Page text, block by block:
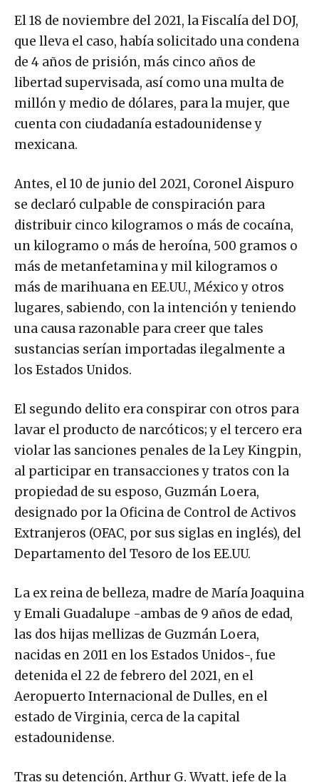
El 18 de noviembre del 2021, la Fiscalía del DOJ,
que lleva el caso, había solicitado una condena
de 4 años de prisión, más cinco años de
libertad supervisada, así como una multa de
millón y medio de dólares, para la mujer, que
cuenta con ciudadanía estadounidense y
mexicana.
Antes, el 10 de junio del 2021, Coronel Aispuro
se declaró culpable de conspiración para
distribuir cinco kilogramos o más de cocaína,
un kilogramo o más de heroína, 500 gramos o
más de metanfetamina y mil kilogramos o
más de marihuana en EE.UU., México y otros
lugares, sabiendo, con la intención y teniendo
una causa razonable para creer que tales
sustancias serían importadas ilegalmente a
los Estados Unidos.
El segundo delito era conspirar con otros para
lavar el producto de narcóticos; y el tercero era
violar las sanciones penales de la Ley Kingpin,
al participar en transacciones y tratos con la
propiedad de su esposo, Guzmán Loera,
designado por la Oficina de Control de Activos
Extranjeros (OFAC, por sus siglas en inglés), del
Departamento del Tesoro de los EE.UU.
La ex reina de belleza, madre de María Joaquina
y Emali Guadalupe -ambas de 9 años de edad,
las dos hijas mellizas de Guzmán Loera,
nacidas en 2011 en los Estados Unidos-, fue
detenida el 22 de febrero del 2021, en el
Aeropuerto Internacional de Dulles, en el
estado de Virginia, cerca de la capital
estadounidense.
Tras su detención, Arthur G. Wyatt, jefe de la